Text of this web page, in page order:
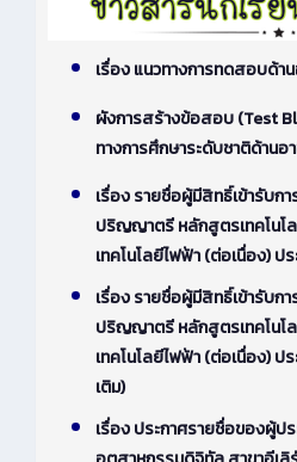
เรื่อง แนวทางการทดสอบด้า
ผังการสร้างข้อสอบ (Test
ทางการศึกษาระดับชาติด้านอ
เรื่อง รายชื่อผู้มีสิทธิ์เข้ารับก
ปริญญาตรี หลักสูตรเทคโนโ
เทคโนโลยีไฟฟ้า (ต่อเนื่อง) ป
เรื่อง รายชื่อผู้มีสิทธิ์เข้ารับก
ปริญญาตรี หลักสูตรเทคโนโ
เทคโนโลยีไฟฟ้า (ต่อเนื่อง) ป
เติม)
เรื่อง ประกาศรายชื่อของผู้ปร